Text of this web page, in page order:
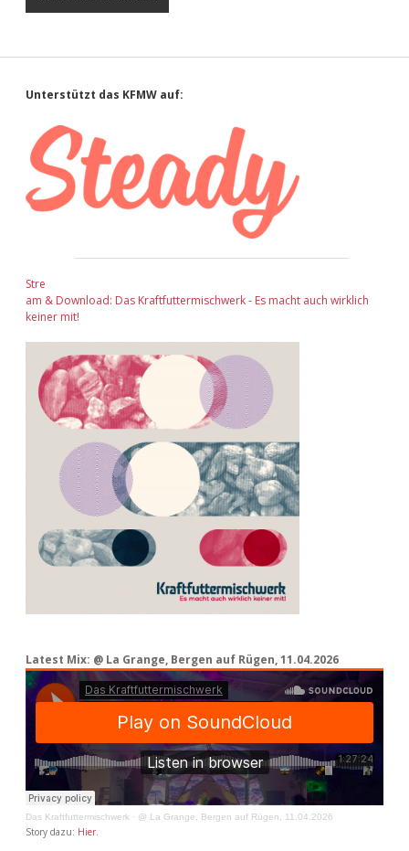
Sidebar
Unterstützt das KFMW auf:
Stre
am & Download: Das Kraftfuttermischwerk - Es macht auch wirklich
keiner mit!
Latest Mix: @ La Grange, Bergen auf Rügen, 11.04.2026
Das Kraftfuttermischwerk · @ La Grange, Bergen auf Rügen, 11.04.2026
Story dazu: Hier